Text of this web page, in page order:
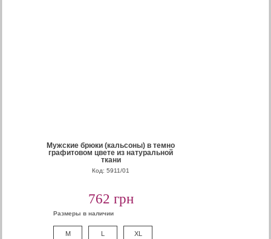
Мужские брюки (кальсоны) в темно
графитовом цвете из натуральной
ткани
Код: 5911/01
762 грн
Размеры в наличии
M L XL